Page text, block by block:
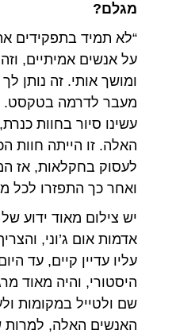
מגלם?
“לא תמיד בתפקידים
על אנשים אמיתיים,
ומושך אותי. זה נותן
מעבר לדרמה בטקסט.
עשינו סיור בחוות
האלה. זו הייתה חוות
לעסוק בחקלאות, אז
ואחר כך התפזרו לכל
יש צילום מאוד ידוע
אדמות אום ג’וני,
עליו עדיין קיים, עד
היסטורי, והיה מאוד
שם ולטייל במקומות
האנשים האלה, למרות